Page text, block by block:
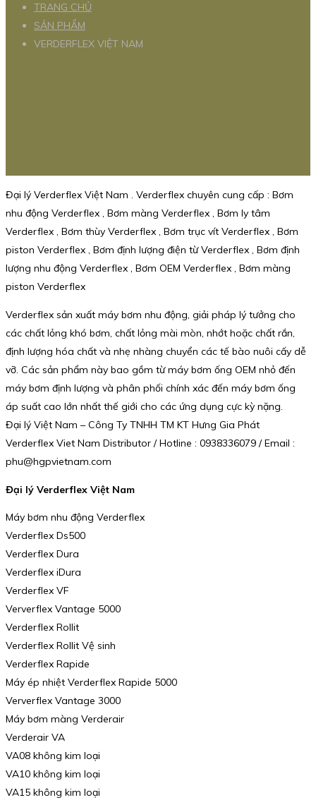
TRANG CHỦ
SẢN PHẨM
VERDERFLEX VIỆT NAM
Đại lý Verderflex Việt Nam . Verderflex chuyên cung cấp : Bơm
nhu động Verderflex , Bơm màng Verderflex , Bơm ly tâm
Verderflex , Bơm thùy Verderflex , Bơm trục vít Verderflex , Bơm
piston Verderflex , Bơm định lượng điện từ Verderflex , Bơm định
lượng nhu động Verderflex , Bơm OEM Verderflex , Bơm màng
piston Verderflex
Verderflex sản xuất máy bơm nhu động, giải pháp lý tưởng cho
các chất lỏng khó bơm, chất lỏng mài mòn, nhớt hoặc chất rắn,
định lượng hóa chất và nhẹ nhàng chuyển các tế bào nuôi cấy dễ
vỡ. Các sản phẩm này bao gồm từ máy bơm ống OEM nhỏ đến
máy bơm định lượng và phân phối chính xác đến máy bơm ống
áp suất cao lớn nhất thế giới cho các ứng dụng cực kỳ nặng.
Đại lý Việt Nam – Công Ty TNHH TM KT Hưng Gia Phát
Verderflex Viet Nam Distributor / Hotline : 0938336079 / Email :
phu@hgpvietnam.com
Đại lý Verderflex Việt Nam
Máy bơm nhu động Verderflex
Verderflex Ds500
Verderflex Dura
Verderflex iDura
Verderflex VF
Ververflex Vantage 5000
Verderflex Rollit
Verderflex Rollit Vệ sinh
Verderflex Rapide
Máy ép nhiệt Verderflex Rapide 5000
Ververflex Vantage 3000
Máy bơm màng Verderair
Verderair VA
VA08 không kim loại
VA10 không kim loại
VA15 không kim loại